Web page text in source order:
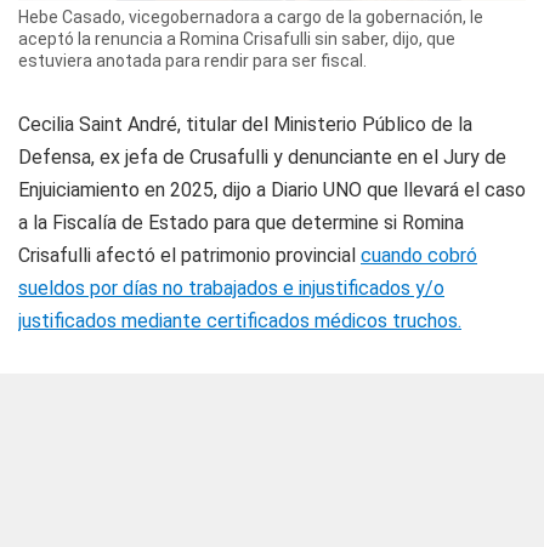
Hebe Casado, vicegobernadora a cargo de la gobernación, le
aceptó la renuncia a Romina Crisafulli sin saber, dijo, que
estuviera anotada para rendir para ser fiscal.
Cecilia Saint André, titular del Ministerio Público de la
Defensa, ex jefa de Crusafulli y denunciante en el Jury de
Enjuiciamiento en 2025, dijo a Diario UNO que llevará el caso
a la Fiscalía de Estado para que determine si Romina
Crisafulli afectó el patrimonio provincial cuando cobró
sueldos por días no trabajados e injustificados y/o
justificados mediante certificados médicos truchos.